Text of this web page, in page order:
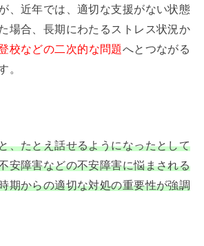
、近年では、適切な支援がない状態
場合、長期にわたるストレス状況か
校などの二次的な問題へとつながる
。
、たとえ話せるようになったとして
安障害などの不安障害に悩まされる
期からの適切な対処の重要性が強調